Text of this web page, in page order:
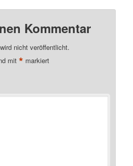
Kommentar
nicht veröffentlicht.
mit* markiert